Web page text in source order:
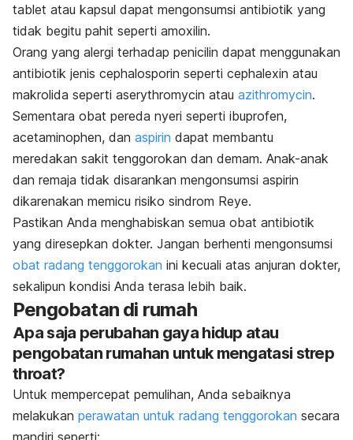
tablet atau kapsul dapat mengonsumsi antibiotik yang
tidak begitu pahit seperti amoxilin.
Orang yang alergi terhadap penicilin dapat menggunakan
antibiotik jenis cephalosporin seperti cephalexin atau
makrolida seperti aserythromycin atau azithromycin.
Sementara obat pereda nyeri seperti ibuprofen,
acetaminophen, dan aspirin dapat membantu
meredakan sakit tenggorokan dan demam. Anak-anak
dan remaja tidak disarankan mengonsumsi aspirin
dikarenakan memicu risiko sindrom Reye.
Pastikan Anda menghabiskan semua obat antibiotik
yang diresepkan dokter. Jangan berhenti mengonsumsi
obat radang tenggorokan ini kecuali atas anjuran dokter,
sekalipun kondisi Anda terasa lebih baik.
Pengobatan di rumah
Apa saja perubahan gaya hidup atau
pengobatan rumahan untuk mengatasi strep
throat?
Untuk mempercepat pemulihan, Anda sebaiknya
melakukan perawatan untuk radang tenggorokan secara
mandiri seperti: